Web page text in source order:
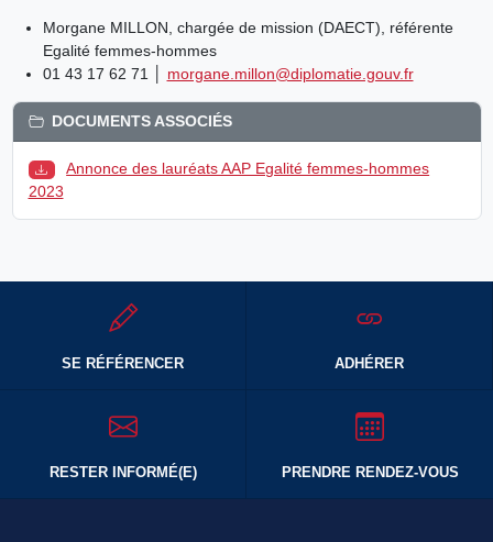
Morgane MILLON, chargée de mission (DAECT), référente
Egalité femmes-hommes
01 43 17 62 71 │ morgane.millon@diplomatie.gouv.fr
DOCUMENTS ASSOCIÉS
Annonce des lauréats AAP Egalité femmes-hommes
2023
SE RÉFÉRENCER ADHÉRER
RESTER INFORMÉ(E) PRENDRE RENDEZ-VOUS